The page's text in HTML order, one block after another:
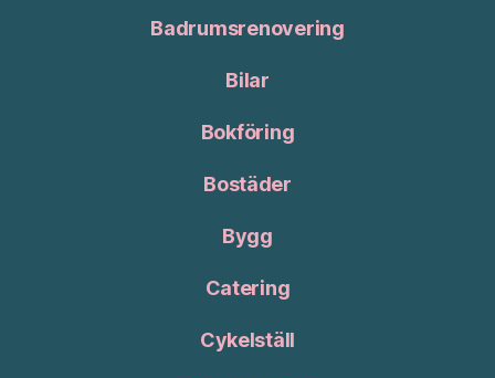
Badrumsrenovering
Bilar
Bokföring
Bostäder
Bygg
Catering
Cykelställ